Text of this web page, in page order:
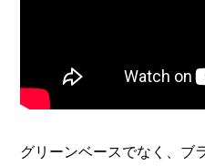
グリーンベースでなく、ブ